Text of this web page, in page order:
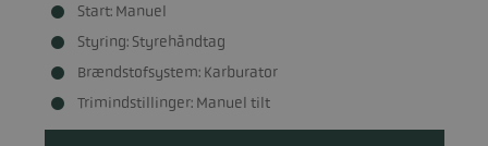
Start: Manuel
Styring: Styrehåndtag
Brændstofsystem: Karburator
Trimindstillinger: Manuel tilt